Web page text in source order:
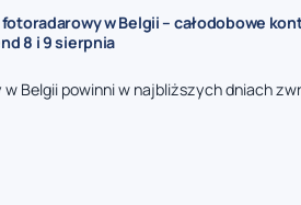
w Belgii – całodobowe
8 i 9 sierpnia
w Belgii powinni w najbliższych dniach